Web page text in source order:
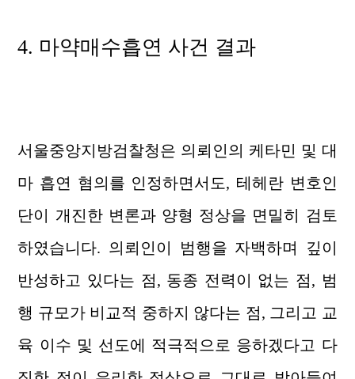
4. 마약매수흡연 사건 결과
서울중앙지방검찰청은 의뢰인의 케타민 및 대
마 흡연 혐의를 인정하면서도, 테헤란 변호인
단이 개진한 변론과 양형 정상을 면밀히 검토
하였습니다. 의뢰인이 범행을 자백하며 깊이
반성하고 있다는 점, 동종 전력이 없는 점, 범
행 규모가 비교적 중하지 않다는 점, 그리고 교
육 이수 및 선도에 적극적으로 응하겠다고 다